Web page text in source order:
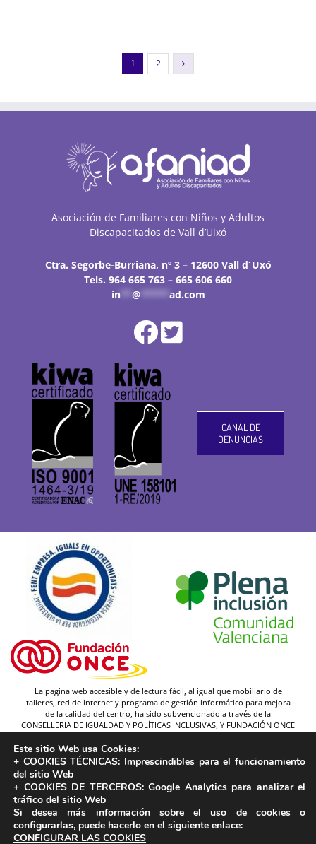
1 2
Asociación de Familiares con Niños y Adultos
Discapacitados de Vall d’Uixó
Ctra. Segorbe-Burriana, nº 3 – 12600 Vall d´Uxó
Tels. 964 665 763 – 665 606 660
in** @ ad.com
CANAL DE
DENUNCIAS
La pagina web accesible y de lectura fácil, al igual que mobiliario de
talleres, red de internet y programa de gestión informático para mejora
de la calidad del centro, ha sido subvencionado a través de la
CONSELLERIA DE IGUALDAD Y POLÍTICAS INCLUSIVAS, Y FUNDACIÓN ONCE
Autor pictogramas:Sergio Palao
Licencia: CC (BY-NC-SA)
Propiedad:
Este sitio Web usa Cookies:
+ COOKIES TÉCNICAS: Imprescindibles para el funcionamiento
del sitio Web
+ COOKIES DE TERCEROS:Google Analytics para analizar el
tráfico del sitio Web
Si desea más información sobre el uso de cookies o
configurarlas, puede hacerlo en el siguiente enlace:
CONFIGURAR LAS COOKIES